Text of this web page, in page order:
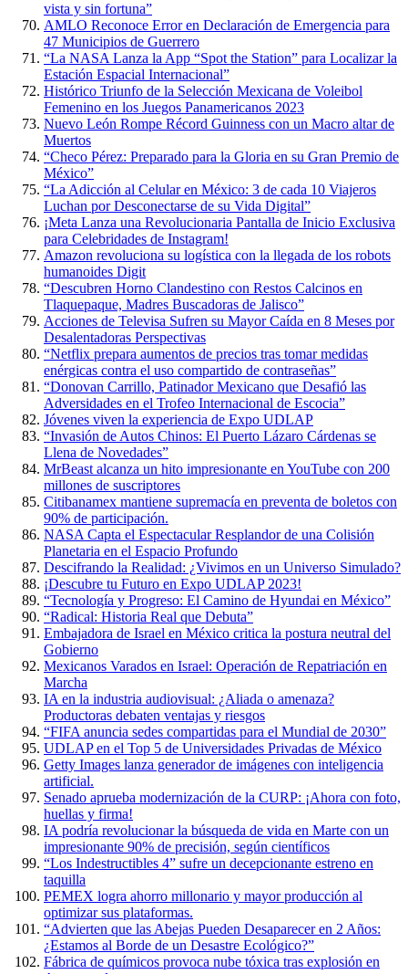
vista y sin fortuna”
AMLO Reconoce Error en Declaración de Emergencia para
47 Municipios de Guerrero
“La NASA Lanza la App “Spot the Station” para Localizar la
Estación Espacial Internacional”
Histórico Triunfo de la Selección Mexicana de Voleibol
Femenino en los Juegos Panamericanos 2023
Nuevo León Rompe Récord Guinness con un Macro altar de
Muertos
“Checo Pérez: Preparado para la Gloria en su Gran Premio de
México”
“La Adicción al Celular en México: 3 de cada 10 Viajeros
Luchan por Desconectarse de su Vida Digital”
¡Meta Lanza una Revolucionaria Pantalla de Inicio Exclusiva
para Celebridades de Instagram!
Amazon revoluciona su logística con la llegada de los robots
humanoides Digit
“Descubren Horno Clandestino con Restos Calcinos en
Tlaquepaque, Madres Buscadoras de Jalisco”
Acciones de Televisa Sufren su Mayor Caída en 8 Meses por
Desalentadoras Perspectivas
“Netflix prepara aumentos de precios tras tomar medidas
enérgicas contra el uso compartido de contraseñas”
“Donovan Carrillo, Patinador Mexicano que Desafió las
Adversidades en el Trofeo Internacional de Escocia”
Jóvenes viven la experiencia de Expo UDLAP
“Invasión de Autos Chinos: El Puerto Lázaro Cárdenas se
Llena de Novedades”
MrBeast alcanza un hito impresionante en YouTube con 200
millones de suscriptores
Citibanamex mantiene supremacía en preventa de boletos con
90% de participación.
NASA Capta el Espectacular Resplandor de una Colisión
Planetaria en el Espacio Profundo
Descifrando la Realidad: ¿Vivimos en un Universo Simulado?
¡Descubre tu Futuro en Expo UDLAP 2023!
“Tecnología y Progreso: El Camino de Hyundai en México”
“Radical: Historia Real que Debuta”
Embajadora de Israel en México critica la postura neutral del
Gobierno
Mexicanos Varados en Israel: Operación de Repatriación en
Marcha
IA en la industria audiovisual: ¿Aliada o amenaza?
Productoras debaten ventajas y riesgos
“FIFA anuncia sedes compartidas para el Mundial de 2030”
UDLAP en el Top 5 de Universidades Privadas de México
Getty Images lanza generador de imágenes con inteligencia
artificial.
Senado aprueba modernización de la CURP: ¡Ahora con foto,
huellas y firma!
IA podría revolucionar la búsqueda de vida en Marte con un
impresionante 90% de precisión, según científicos
“Los Indestructibles 4” sufre un decepcionante estreno en
taquilla
PEMEX logra ahorro millonario y mayor producción al
optimizar sus plataformas.
“Advierten que las Abejas Pueden Desaparecer en 2 Años:
¿Estamos al Borde de un Desastre Ecológico?”
Fábrica de químicos provoca nube tóxica tras explosión en